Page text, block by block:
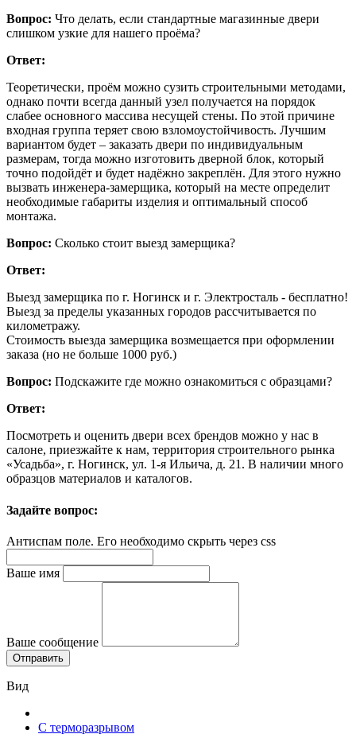
Вопрос: Что делать, если стандартные магазинные двери
слишком узкие для нашего проёма?
Ответ:
Теоретически, проём можно сузить строительными методами,
однако почти всегда данный узел получается на порядок
слабее основного массива несущей стены. По этой причине
входная группа теряет свою взломоустойчивость. Лучшим
вариантом будет – заказать двери по индивидуальным
размерам, тогда можно изготовить дверной блок, который
точно подойдёт и будет надёжно закреплён. Для этого нужно
вызвать инженера-замерщика, который на месте определит
необходимые габариты изделия и оптимальный способ
монтажа.
Вопрос: Сколько стоит выезд замерщика?
Ответ:
Выезд замерщика по г. Ногинск и г. Электросталь - бесплатно!
Выезд за пределы указанных городов рассчитывается по
километражу.
Стоимость выезда замерщика возмещается при оформлении
заказа (но не больше 1000 руб.)
Вопрос: Подскажите где можно ознакомиться с образцами?
Ответ:
Посмотреть и оценить двери всех брендов можно у нас в
салоне, приезжайте к нам, территория строительного рынка
«Усадьба», г. Ногинск, ул. 1-я Ильича, д. 21. В наличии много
образцов материалов и каталогов.
Задайте вопрос:
Антиспам поле. Его необходимо скрыть через css
Ваше имя
Ваше сообщение
Вид
С терморазрывом